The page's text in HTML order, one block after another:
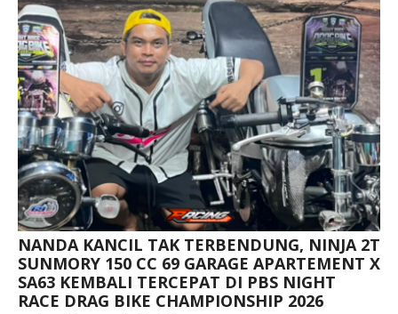
NANDA KANCIL TAK TERBENDUNG, NINJA 2T
SUNMORY 150 CC 69 GARAGE APARTEMENT X
SA63 KEMBALI TERCEPAT DI PBS NIGHT
RACE DRAG BIKE CHAMPIONSHIP 2026